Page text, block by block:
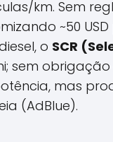
km. Sem
~50
o SCR
sem
mas
(AdBlue).